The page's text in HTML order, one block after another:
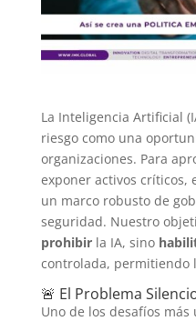
La Inteligencia Artificial
riesgo como una
organizaciones. Para
exponer activos críticos,
un marco robusto de
seguridad. Nuestro
prohibirla IA, sino
controlada, permitiendo
🚨 El Problema
Uno de los desafíos